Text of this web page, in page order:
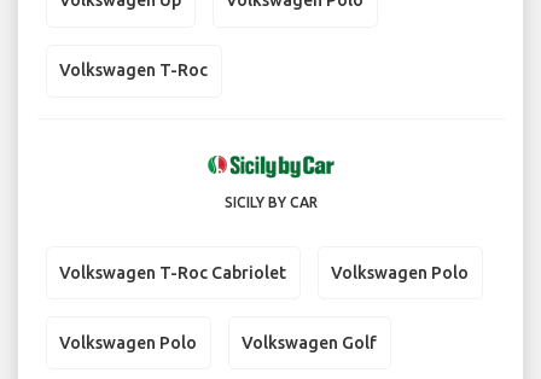
Volkswagen T-Roc
SICILY BY CAR
Volkswagen T-Roc Cabriolet Volkswagen Polo
Volkswagen Polo Volkswagen Golf